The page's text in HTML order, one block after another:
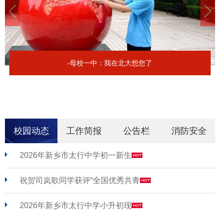
-母校一中：我在北大想您了
校园动态 工作简报 公告栏 消防安全
2026年新乡市太行中学初一新生
祝贺司岚歌同学获评“全国优秀共青
2026年新乡市太行中学小升初现